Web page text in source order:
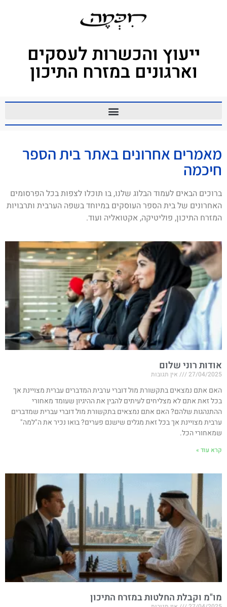
ייעוץ והכשרות לעסקים
וארגונים במזרח התיכון
מאמרים אחרונים באתר בית הספר
חיכמה
ברוכים הבאים לעמוד הבלוג שלנו, בו תוכלו לצפות בכל הפרסומים
האחרונים של בית הספר העוסקים במיוחד בשפה הערבית ותרבויות
המזרח התיכון, פוליטיקה, אקטואליה ועוד.
אודות רוני שלום
27/04/2025 אין תגובות
האם אתם נמצאים בתקשורת מול דוברי ערבית המדברים עברית מצויינת אך
בכל זאת אתם לא מצליחים לעיתים להבין את ההיגיון שעומד מאחורי
ההתנהגות שלהם? האם אתם נמצאים בתקשורת מול דוברי עברית שמדברים
ערבית מצויינת אך בכל זאת מגלים שישנם פערים? בואו נכיר את ה"למה"
שמאחורי הכל.
קרא עוד »
מו"מ וקבלת החלטות במזרח התיכון